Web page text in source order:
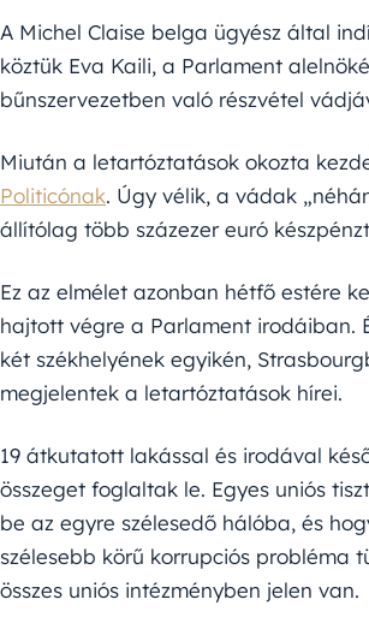
A Michel Claise belga ügyész által
köztük Eva Kaili, a Parlament
bűnszervezetben való részvétel
Miután a letartóztatások okozta
Politicónak. Úgy vélik, a vádak
állítólag több százezer euró
Ez az elmélet azonban hétfő estére
hajtott végre a Parlament irodáiban.
két székhelyének egyikén,
megjelentek a letartóztatások hírei.
19 átkutatott lakással és irodával
összeget foglaltak le. Egyes uniós
be az egyre szélesedő hálóba, és
szélesebb körű korrupciós probléma
összes uniós intézményben jelen van.